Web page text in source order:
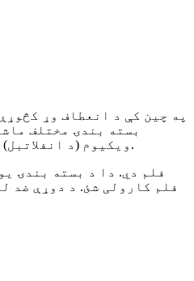
په چین کې د انعطاف وړ
بسته بندۍ مختلف
ویکیوم (د انفلاتبل) بسته بندۍ ماشین، د پوستکي خلا بسته کولو ماشین، د پنروک بسته بندۍ ماشین، د تودوخې کمولو ماشین، د بکس ډول ایر کنډیشنر بسته بندي.